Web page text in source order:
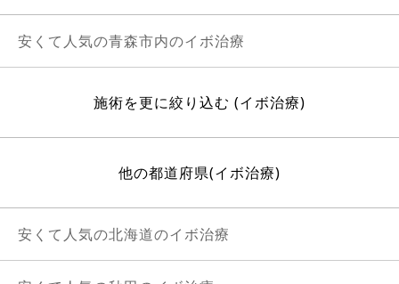
安くて人気の青森市内のイボ治療
施術を更に絞り込む (イボ治療)
他の都道府県(イボ治療)
安くて人気の北海道のイボ治療